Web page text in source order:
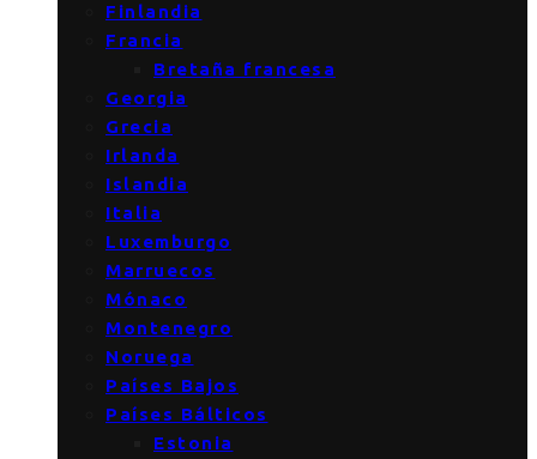
Finlandia
Francia
Bretaña francesa
Georgia
Grecia
Irlanda
Islandia
Italia
Luxemburgo
Marruecos
Mónaco
Montenegro
Noruega
Países Bajos
Países Bálticos
Estonia